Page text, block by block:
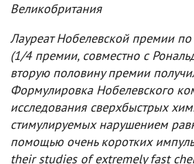
Великобритания
Лауреат Нобелевской премии
(1/4 премии, совместно с
вторую половину премии
Формулировка Нобелевского
исследования сверхбыстрых
стимулируемых нарушением
помощью очень коротких
their studies of extremely fast